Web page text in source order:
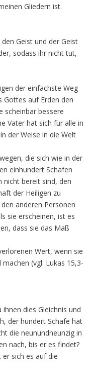
Gliedern ist.
Geist und der Geist
sodass ihr nicht tut,
der einfachste Weg
Gottes auf Erden den
scheinbar bessere
Vater hat sich für alle in
der Weise in die Welt
die sich wie in der
einhundert Schafen
nicht bereit sind, den
der Heiligen zu
anderen Personen
sie erscheinen, ist es
dass sie das Maß
Wert, wenn sie
(vgl. Lukas 15,3-
ihnen dies Gleichnis und
der hundert Schafe hat
die neunundneunzig in
nach, bis er es findet?
sich es auf die